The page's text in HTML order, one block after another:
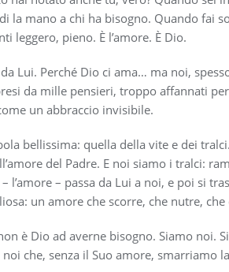
la mano a chi ha bisogno. Quando fai
leggero, pieno. È l’amore. È Dio.
Lui. Perché Dio ci ama… ma noi,
da mille pensieri, troppo affannati
un abbraccio invisibile.
bellissima: quella della vite e dei
del Padre. E noi siamo i tralci:
l’amore – passa da Lui a noi, e poi si
un amore che scorre, che nutre, che
è Dio ad averne bisogno. Siamo noi.
che, senza il Suo amore, smarriamo